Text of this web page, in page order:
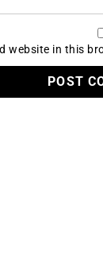
website in this